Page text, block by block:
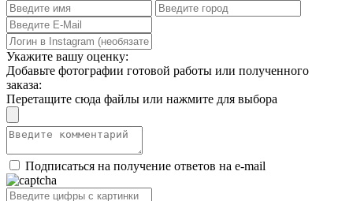
Укажите вашу оценку:
Добавьте фотографии готовой работы или полученного
заказа:
Перетащите сюда файлы или нажмите для выбора
Подписаться на получение ответов на e-mail